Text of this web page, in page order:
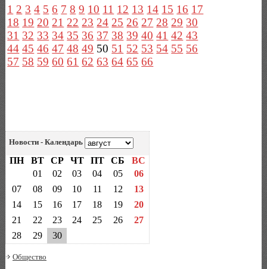
1 2 3 4 5 6 7 8 9 10 11 12 13 14 15 16 17
18 19 20 21 22 23 24 25 26 27 28 29 30
31 32 33 34 35 36 37 38 39 40 41 42 43
44 45 46 47 48 49 50 51 52 53 54 55 56
57 58 59 60 61 62 63 64 65 66
Новости - Календарь
ПН ВТ СР ЧТ ПТ СБ
ВС
01
02 03 04 05
06
07
08 09 10 11 12
13
14
15 16 17 18 19
20
21
22 23 24 25 26
27
28
29 30
Общество